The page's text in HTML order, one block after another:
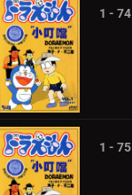
1 - 74
1 - 75